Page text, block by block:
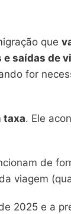
que
e saídas de
for
taxa. Ele
de
viagem
2025 e a